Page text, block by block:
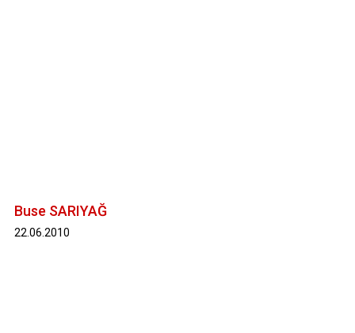
Buse SARIYAĞ
22.06.2010